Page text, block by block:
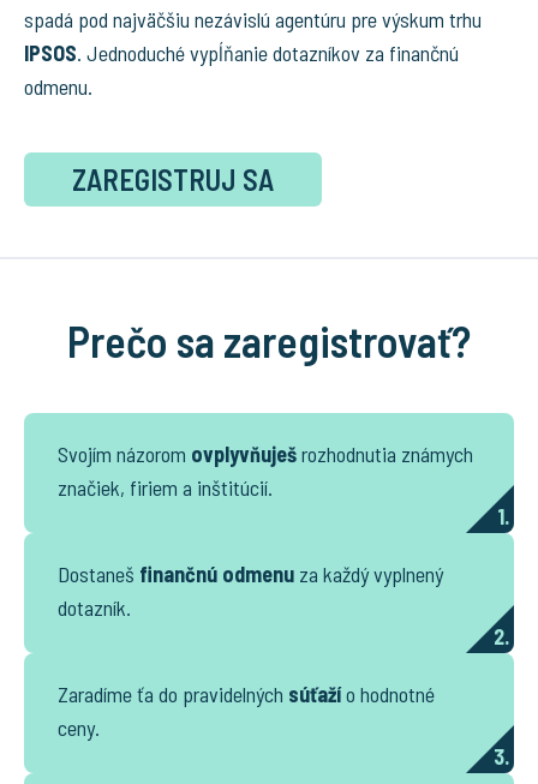
spadá pod najväčšiu nezávislú agentúru pre výskum trhu
IPSOS. Jednoduché vypĺňanie dotazníkov za finančnú
odmenu.
ZAREGISTRUJ SA
Prečo sa zaregistrovať?
Svojím názorom ovplyvňuješrozhodnutia známych
značiek, firiem a inštitúcií.
1.
Dostaneš finančnú odmenu za každý vyplnený
dotazník.
2.
Zaradíme ťa do pravidelných súťažío hodnotné
ceny.
3.